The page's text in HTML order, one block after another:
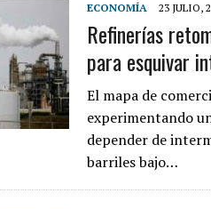
ECONOMÍA 23 JULIO,
Refinerías
para esquivar
El mapa de
experimentando
depender de
barriles bajo…